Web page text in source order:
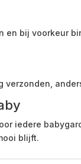
en bij voorkeur
iedere
blijft.